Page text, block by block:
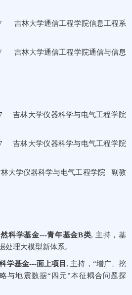
吉林大学通信工程学院信息工程系
吉林大学通信工程学院通信与信息
07吉林大学仪器科学与电气工程学院
07吉林大学仪器科学与电气工程学院
大学仪器科学与电气工程学院
副教
科学基金---青年基金B类, 主持，基
处理大模型新体系。
学基金---面上项目 , 主持，“增广、挖
与地震数据“四元”本征耦合问题探